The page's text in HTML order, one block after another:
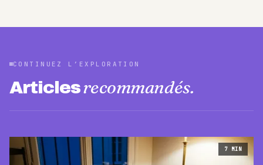
CONTINUEZ L’EXPLORATION
Articlesrecommandés.
7 MIN